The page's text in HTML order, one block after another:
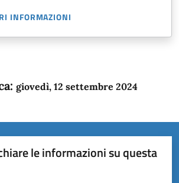
INFORMAZIONI
giovedì, 12 settembre 2024
le informazioni su questa